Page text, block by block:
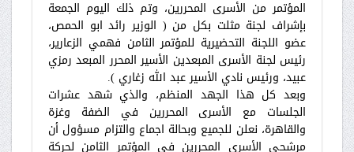
المؤتمر من الأسرى المحررين، وتم ذلك اليوم الجمعة
بإشراف لجنة مثلت بكل من ( الوزير رائد ابو الحمص،
عضو اللجنة التحضيرية للمؤتمر الثامن فهمي الزعارير،
رئيس لجنة الأسرى المبعدين الأسير المحرر المبعد رمزي
عبيد، ورئيس نادي الأسير عبد الله زغاري ).
وبعد كل هذا الجهد المنظم، والذي شهد عشرات
الجلسات مع الأسرى المحررين في الضفة وغزة
والقاهرة، نعلن للجميع وبحالة اجماع والتزام مسؤول أن
مرشحي الأسرى المحررين في المؤتمر الثامن لحركة